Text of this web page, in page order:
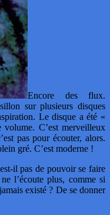
Encore des flux.
sur plusieurs disques
Le disque a été «
C’est merveilleux
pas pour écouter, alors.
gré. C’est moderne !
il pas de pouvoir se faire
l’écoute plus, comme si
existé ? De se donner